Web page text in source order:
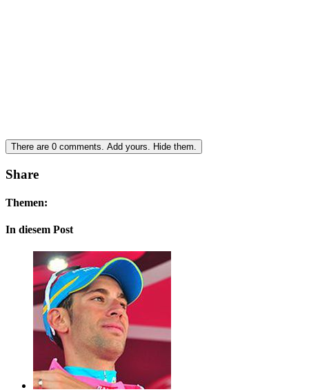
There are 0 comments. Add yours. Hide them.
Share
Themen:
In diesem Post